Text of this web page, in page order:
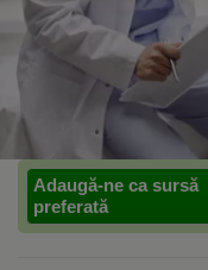
Adaugă-ne ca sursă
preferată